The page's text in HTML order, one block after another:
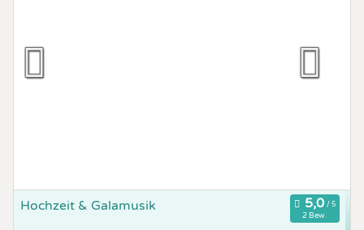
Hochzeit & Galamusik
2 Bew.